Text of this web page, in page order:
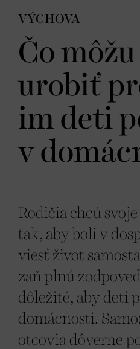
VÝCHOVA
Čo
urobiť
im deti
v
Rodičia chcú
tak, aby boli v
viesť život
zaň plnú
dôležité, aby deti
domácnosti.
otcovia dôverne